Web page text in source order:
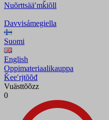
Nuõrttsääʹmǩiõll
Davvisámegiella
Suomi
English
Oppimateriaalikauppa
Ǩeeʹrjtõõđ
Vuästtõõzz
0